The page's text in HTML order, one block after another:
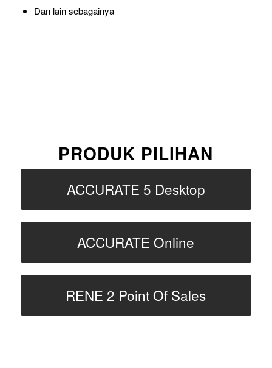
Dan lain sebagainya
PRODUK PILIHAN
ACCURATE 5 Desktop
ACCURATE Online
RENE 2 Point Of Sales